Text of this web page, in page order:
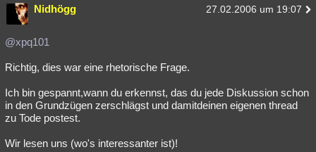
Nidhögg 27.02.2006 um 19:07
@xpq101
Richtig, dies war eine rhetorische Frage.
Ich bin gespannt,wann du erkennst, das du jede Diskussion schon
in den Grundzügen zerschlägst und damitdeinen eigenen thread
zu Tode postest.
Wir lesen uns (wo's interessanter ist)!